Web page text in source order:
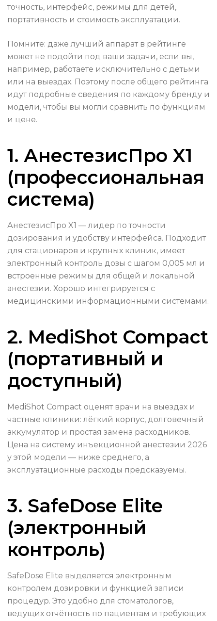
точность, интерфейс, режимы для детей,
портативность и стоимость эксплуатации.
Помните: даже лучший аппарат в рейтинге
может не подойти под ваши задачи, если вы,
например, работаете исключительно с детьми
или на выездах. Поэтому после общего рейтинга
идут подробные сведения по каждому бренду и
модели, чтобы вы могли сравнить по функциям
и цене.
1. АнестезисПро X1
(профессиональная
система)
АнестезисПро X1 — лидер по точности
дозирования и удобству интерфейса. Подходит
для стационаров и крупных клиник, имеет
электронный контроль дозы с шагом 0,005 мл и
встроенные режимы для общей и локальной
анестезии. Хорошо интегрируется с
медицинскими информационными системами.
2. MediShot Compact
(портативный и
доступный)
MediShot Compact оценят врачи на выездах и
частные клиники: лёгкий корпус, долговечный
аккумулятор и простая замена расходников.
Цена на систему инъекционной анестезии 2026
у этой модели — ниже среднего, а
эксплуатационные расходы предсказуемы.
3. SafeDose Elite
(электронный
контроль)
SafeDose Elite выделяется электронным
контролем дозировки и функцией записи
процедур. Это удобно для стоматологов,
ведущих отчётность по пациентам и требующих